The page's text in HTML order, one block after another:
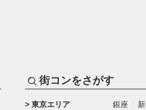
街コンをさがす
東京エリア 銀座